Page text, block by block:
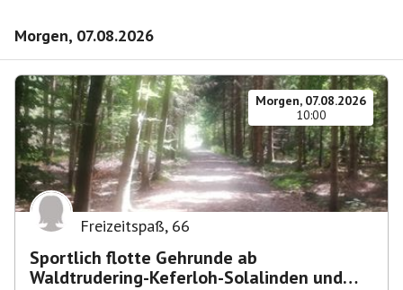
Morgen, 07.08.2026
Morgen, 07.08.2026
10:00
Freizeitspaß, 66
Sportlich flotte Gehrunde ab
Waldtrudering-Keferloh-Solalinden und